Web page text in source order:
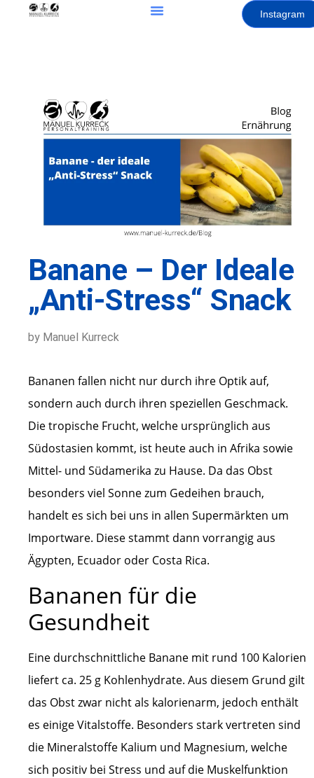
Instagram
Banane – Der Ideale
„Anti-Stress“ Snack
by Manuel Kurreck
Bananen fallen nicht nur durch ihre Optik auf,
sondern auch durch ihren speziellen Geschmack.
Die tropische Frucht, welche ursprünglich aus
Südostasien kommt, ist heute auch in Afrika sowie
Mittel- und Südamerika zu Hause. Da das Obst
besonders viel Sonne zum Gedeihen brauch,
handelt es sich bei uns in allen Supermärkten um
Importware. Diese stammt dann vorrangig aus
Ägypten, Ecuador oder Costa Rica.
Bananen für die
Gesundheit
Eine durchschnittliche Banane mit rund 100 Kalorien
liefert ca. 25 g Kohlenhydrate. Aus diesem Grund gilt
das Obst zwar nicht als kalorienarm, jedoch enthält
es einige Vitalstoffe. Besonders stark vertreten sind
die Mineralstoffe Kalium und Magnesium, welche
sich positiv bei Stress und auf die Muskelfunktion